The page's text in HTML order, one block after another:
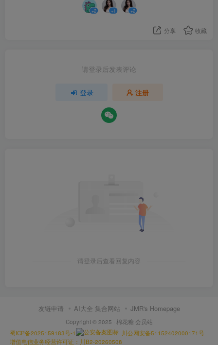
+2 +1 +2
分享 收藏
请登录后发表评论
登录 注册
请登录后查看回复内容
友链申请 AI大全 集合网站 JMR's Homepage
Copyright © 2025 · 棉花糖 会员站
蜀ICP备2025159183号-1
川公网安备51152402000171号
增值电信业务经营许可证：川B2-20260508